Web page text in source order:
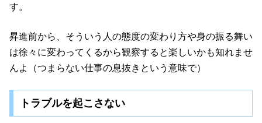
す。
昇進前から、そういう人の態度の変わり方や身の振る舞い
は徐々に変わってくるから観察すると楽しいかも知れませ
んよ（つまらない仕事の息抜きという意味で）
トラブルを起こさない